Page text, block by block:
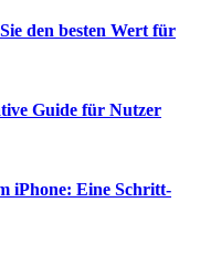
den besten Wert für
Guide für Nutzer
iPhone: Eine Schritt-